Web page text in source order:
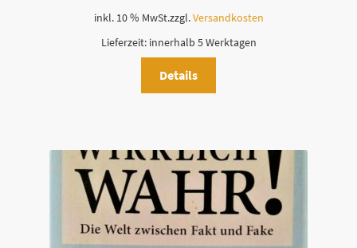
inkl. 10 % MwSt.zzgl.Versandkosten
Lieferzeit: innerhalb 5 Werktagen
Details